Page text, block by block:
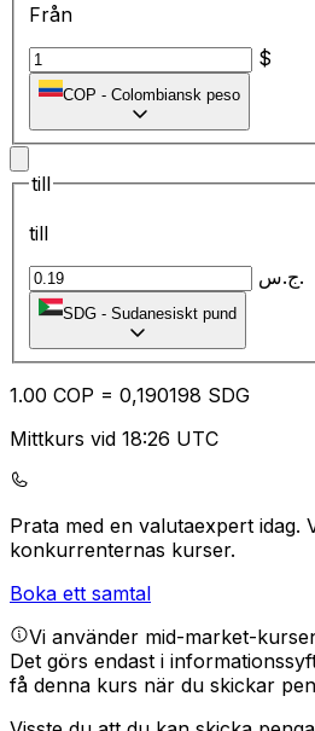
Från
$
COP - Colombiansk peso
till
till
ج.س.
SDG - Sudanesiskt pund
1.00 COP = 0,190198 SDG
Mittkurs vid 18:26 UTC
Prata med en valutaexpert idag.
konkurrenternas kurser.
Boka ett samtal
Vi använder mid-market-
Det görs endast i
få denna kurs när du skickar